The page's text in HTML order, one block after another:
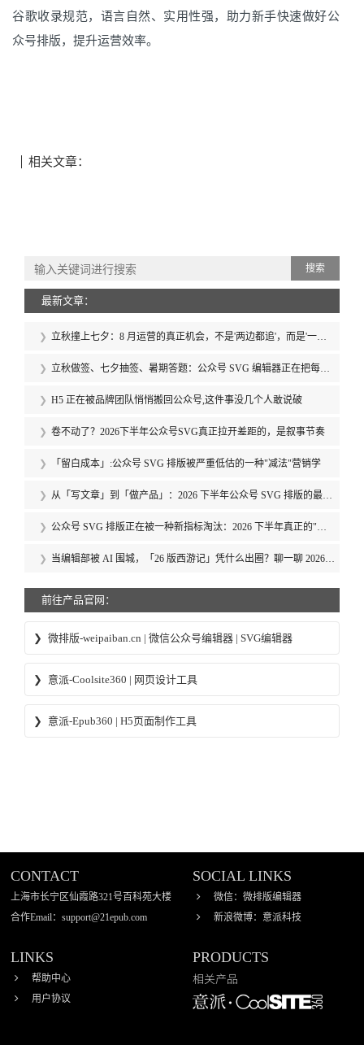
谷歌收录规范，语言自然、实用性强，助力新手快速做好公
众号排版，提升运营效率。
相关文章：
搜索
最新文章：
立秋撞上七夕：8 月运营的真正机会，不是'两边都追'，而是'一边
立秋做签、七夕抽签、暑期答题：公众号 SVG 编辑器正在把每个
H5 正在被品牌团队悄悄搬回公众号,这件事没几个人敢说破
卷不动了？2026下半年公众号SVG真正拉开差距的，是叙事节奏
「留白成本」:公众号 SVG 排版被严重低估的一种"减法"营销学
从「写文章」到「做产品」：2026 下半年公众号 SVG 排版的最高
公众号 SVG 排版正在被一种新指标淘汰：2026 下半年真正的"高
当编辑部被 AI 围城，「26 版西游记」凭什么出圈？聊一聊 2026
前往产品官网：
微排版-weipaiban.cn | 微信公众号编辑器 | SVG编辑器
意派-Coolsite360 | 网页设计工具
Coolsite360
意派-Epub360 | H5页面制作工具
CONTACT
上海市长宁区仙霞路321号百科苑大楼
合作Email：support@21epub.com
SOCIAL LINKS
微信：微排版编辑器
新浪微博：意派科技
LINKS
帮助中心
用户协议
PRODUCTS
相关产品